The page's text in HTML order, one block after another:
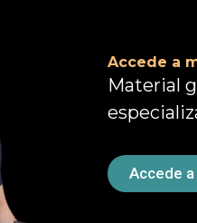
Accede a
Material
Accede